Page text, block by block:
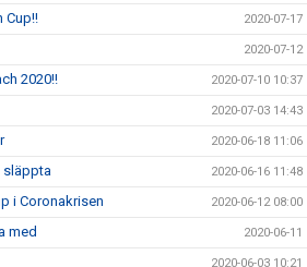
Cup!! 2020-07-17
2020-07-12
2020!! 2020-07-10 10:37
2020-07-03 14:43
2020-06-18 11:06
släppta 2020-06-16 11:48
i Coronakrisen 2020-06-12 08:00
med 2020-06-11
2020-06-03 10:21